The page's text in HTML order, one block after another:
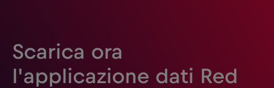
Scarica ora
l'applicazione dati Red